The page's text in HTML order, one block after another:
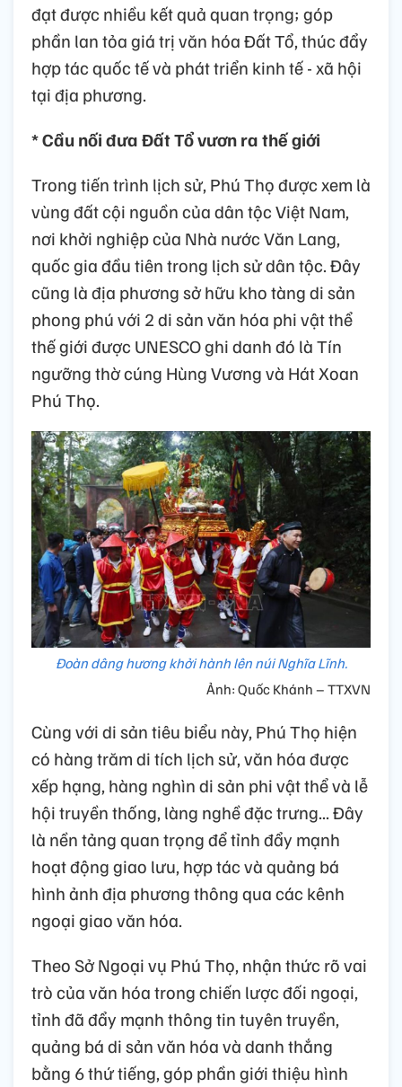
đạt được nhiều kết quả quan trọng; góp
phần lan tỏa giá trị văn hóa Đất Tổ, thúc đẩy
hợp tác quốc tế và phát triển kinh tế - xã hội
tại địa phương.
* Cầu nối đưa Đất Tổ vươn ra thế giới
Trong tiến trình lịch sử, Phú Thọ được xem là
vùng đất cội nguồn của dân tộc Việt Nam,
nơi khởi nghiệp của Nhà nước Văn Lang,
quốc gia đầu tiên trong lịch sử dân tộc. Đây
cũng là địa phương sở hữu kho tàng di sản
phong phú với 2 di sản văn hóa phi vật thể
thế giới được UNESCO ghi danh đó là Tín
ngưỡng thờ cúng Hùng Vương và Hát Xoan
Phú Thọ.
Đoàn dâng hương khởi hành lên núi Nghĩa Lĩnh.
Ảnh: Quốc Khánh – TTXVN
Cùng với di sản tiêu biểu này, Phú Thọ hiện
có hàng trăm di tích lịch sử, văn hóa được
xếp hạng, hàng nghìn di sản phi vật thể và lễ
hội truyền thống, làng nghề đặc trưng... Đây
là nền tảng quan trọng để tỉnh đẩy mạnh
hoạt động giao lưu, hợp tác và quảng bá
hình ảnh địa phương thông qua các kênh
ngoại giao văn hóa.
Theo Sở Ngoại vụ Phú Thọ, nhận thức rõ vai
trò của văn hóa trong chiến lược đối ngoại,
tỉnh đã đẩy mạnh thông tin tuyên truyền,
quảng bá di sản văn hóa và danh thắng
bằng 6 thứ tiếng, góp phần giới thiệu hình